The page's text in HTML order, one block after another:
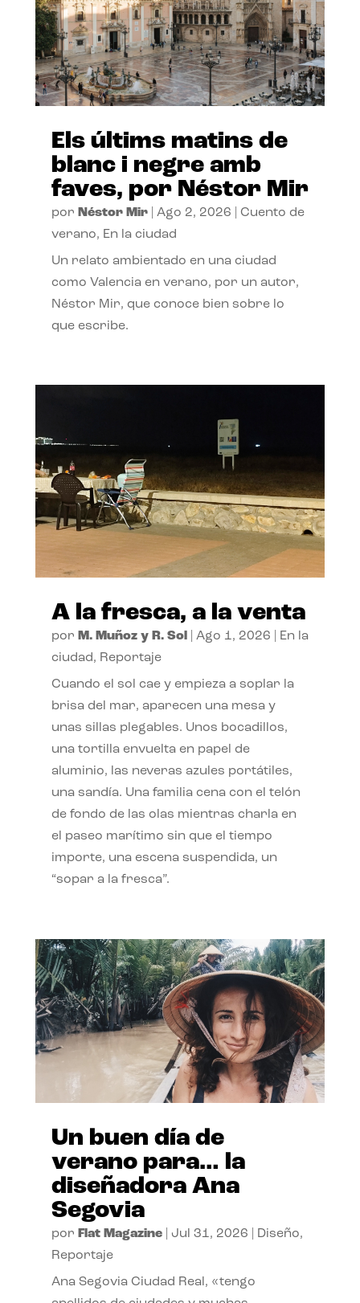
Els últims matins de
blanc i negre amb
faves, por Néstor Mir
por Néstor Mir| Ago 2, 2026
Cuento de
verano, En la ciudad
Un relato ambientado en una ciudad
como Valencia en verano, por un autor,
Néstor Mir, que conoce bien sobre lo
que escribe.
A la fresca, a la venta
por M. Muñoz y R. Sol| Ago 1, 2026
En la
ciudad, Reportaje
Cuando el sol cae y empieza a soplar la
brisa del mar, aparecen una mesa y
unas sillas plegables. Unos bocadillos,
una tortilla envuelta en papel de
aluminio, las neveras azules portátiles,
una sandía. Una familia cena con el telón
de fondo de las olas mientras charla en
el paseo marítimo sin que el tiempo
importe, una escena suspendida, un
“sopar a la fresca”.
Un buen día de
verano para… la
diseñadora Ana
Segovia
por Flat Magazine| Jul 31, 2026 Diseño,
Reportaje
Ana Segovia Ciudad Real, «tengo